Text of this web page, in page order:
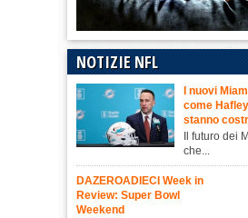
NOTIZIE NFL
I nuovi
come
stanno
Il futuro dei
che...
DAZEROADIECI Week in
Review: Super Bowl
Weekend